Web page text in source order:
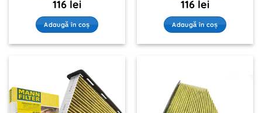
116 lei
Adaugă în coș
116 lei
Adaugă în coș